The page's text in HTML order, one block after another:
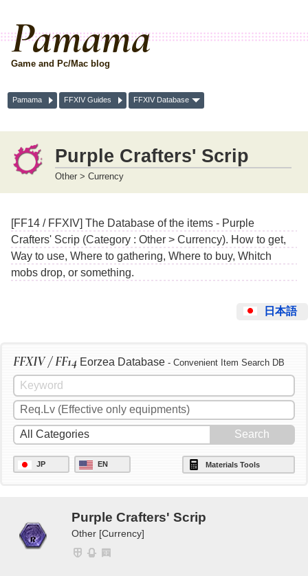
Pamama
Game and Pc/Mac blog
Pamama FFXIV Guides FFXIV Database
Purple Crafters' Scrip
Other > Currency
[FF14 / FFXIV] The Database of the items - Purple
Crafters' Scrip (Category : Other > Currency). How to get,
Way to use, Where to gathering, Where to buy, Whitch
mobs drop, or something.
日本語
FFXIV / FF14 Eorzea Database - Convenient Item Search DB
JP EN Materials Tools
Purple Crafters' Scrip
Other [Currency]